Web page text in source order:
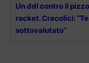
Un ddl contro il
racket. Cracolici:
sottovalutato”